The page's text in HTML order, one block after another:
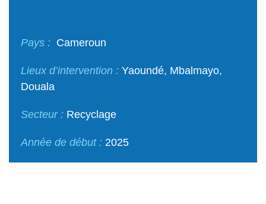
Pays : Cameroun
Lieux d’intervention : Yaoundé, Mbalmayo,
Douala
Secteur : Recyclage
Année de début : 2025